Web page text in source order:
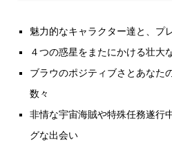
魅力的なキャラクター達と、プ
４つの惑星をまたにかける壮大
ブラウのポジティブさとあなた
数々
非情な宇宙海賊や特殊任務遂行
グな出会い